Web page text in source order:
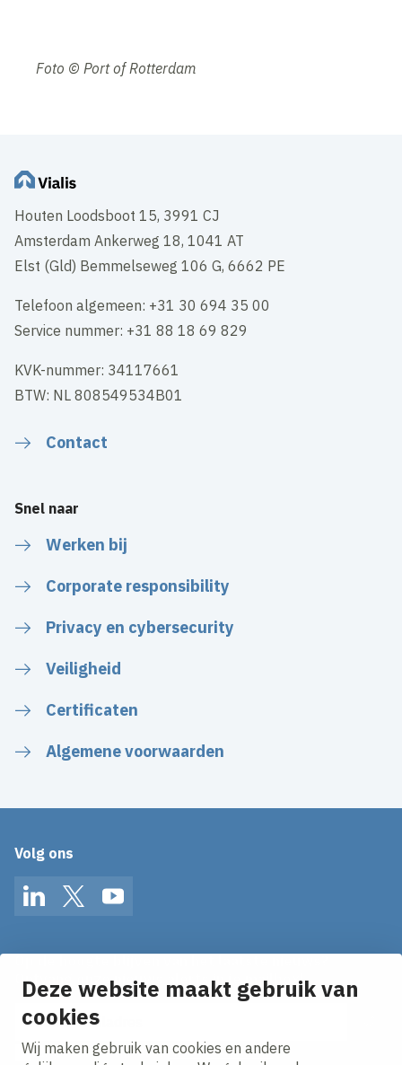
Deze website maakt gebruik van
cookies
Wij maken gebruik van cookies en andere
Foto © Port of Rotterdam
Houten Loodsboot 15, 3991 CJ
Amsterdam Ankerweg 18, 1041 AT
Elst (Gld) Bemmelseweg 106 G, 6662 PE
Telefoon algemeen: +31 30 694 35 00
Service nummer: +31 88 18 69 829
KVK-nummer: 34117661
BTW: NL 808549534B01
Contact
Snel naar
Werken bij
Corporate responsibility
Privacy en cybersecurity
Veiligheid
Certificaten
Algemene voorwaarden
Volg ons
LinkedInTwitterYouTube
Ontvang onze nieuws alerts in je mailbox!
E-mailadres
Ik ga akkoord met hetprivacy statement.